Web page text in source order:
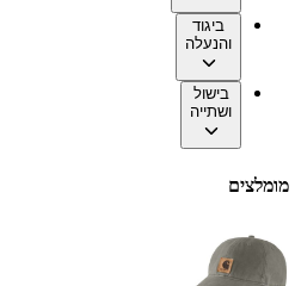
ביגוד
והנעלה
בישול
ושתייה
מומלצים